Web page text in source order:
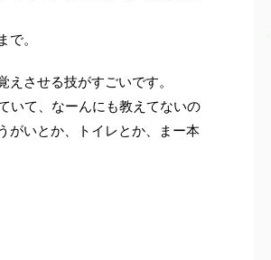
。
させる技がすごいです。
いて、なーんにも教えてないの
がいとか、トイレとか、まー本